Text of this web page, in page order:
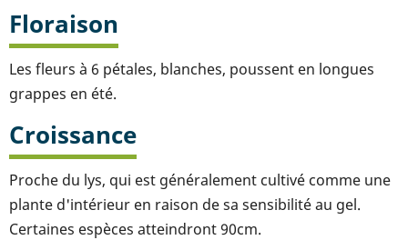
Floraison
Les fleurs à 6 pétales, blanches, poussent en longues
grappes en été.
Croissance
Proche du lys, qui est généralement cultivé comme une
plante d'intérieur en raison de sa sensibilité au gel.
Certaines espèces atteindront 90cm.